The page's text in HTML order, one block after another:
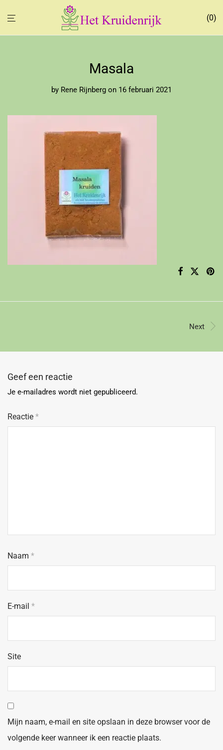
0
Masala
by Rene Rijnberg on 16 februari 2021
Next
Geef een reactie
Je e-mailadres wordt niet gepubliceerd.
Reactie *
Naam *
E-mail *
Site
Mijn naam, e-mail en site opslaan in deze browser voor de
volgende keer wanneer ik een reactie plaats.